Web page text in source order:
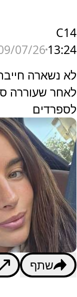
C14
13:24
07/26
לא נשארה
לאחר שעוררה
לספרדים
שתף